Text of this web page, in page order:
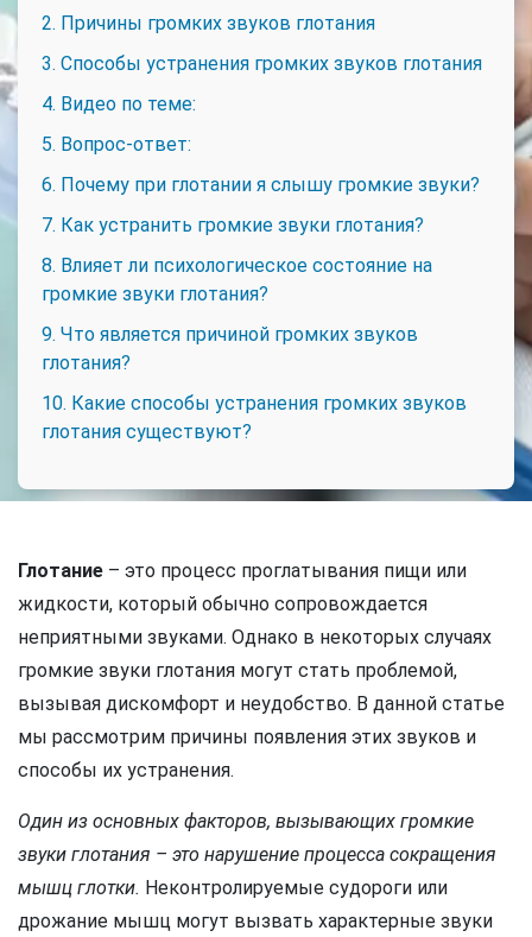
2. Причины громких звуков глотания
3. Способы устранения громких звуков глотания
4. Видео по теме:
5. Вопрос-ответ:
6. Почему при глотании я слышу громкие звуки?
7. Как устранить громкие звуки глотания?
8. Влияет ли психологическое состояние на
громкие звуки глотания?
9. Что является причиной громких звуков
глотания?
10. Какие способы устранения громких звуков
глотания существуют?
Глотание – это процесс проглатывания пищи или
жидкости, который обычно сопровождается
неприятными звуками. Однако в некоторых случаях
громкие звуки глотания могут стать проблемой,
вызывая дискомфорт и неудобство. В данной статье
мы рассмотрим причины появления этих звуков и
способы их устранения.
Один из основных факторов, вызывающих громкие
звуки глотания – это нарушение процесса сокращения
мышц глотки. Неконтролируемые судороги или
дрожание мышц могут вызвать характерные звуки